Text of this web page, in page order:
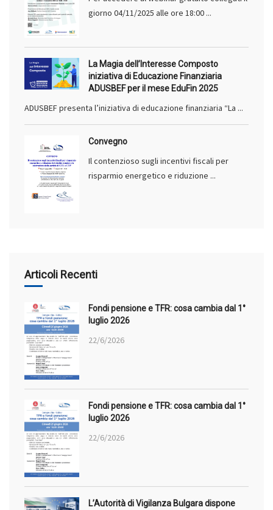
giorno 04/11/2025 alle ore 18:00 ...
La Magia dell’Interesse Composto
iniziativa di Educazione Finanziaria
ADUSBEF per il mese EduFin 2025
ADUSBEF presenta l’iniziativa di educazione finanziaria “La ...
Convegno
Il contenzioso sugli incentivi fiscali per
risparmio energetico e riduzione ...
Articoli Recenti
Fondi pensione e TFR: cosa cambia dal 1°
luglio 2026
22/6/2026
Fondi pensione e TFR: cosa cambia dal 1°
luglio 2026
22/6/2026
L’Autorità di Vigilanza Bulgara dispone